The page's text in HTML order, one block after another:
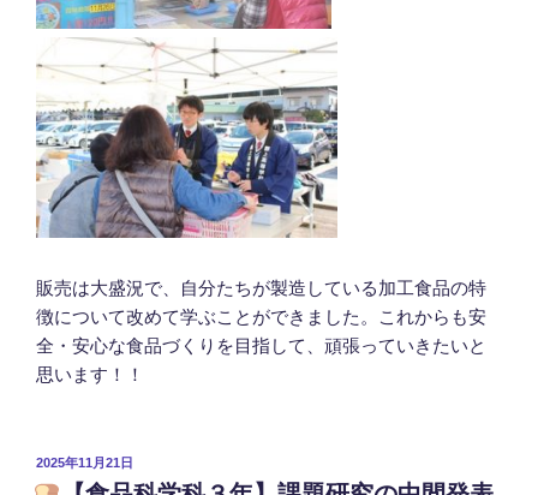
販売は大盛況で、自分たちが製造している加工食品の特
徴について改めて学ぶことができました。これからも安
全・安心な食品づくりを目指して、頑張っていきたいと
思います！！
投
稿
2025年11月21日